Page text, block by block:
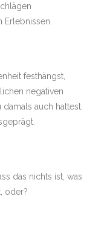
festhängst,
negativen
auch hattest.
das nichts ist, was
oder?